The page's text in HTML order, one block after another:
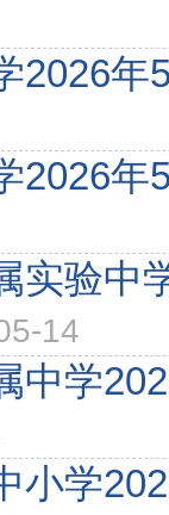
2026年
2026年
实验中
14
中学
小学